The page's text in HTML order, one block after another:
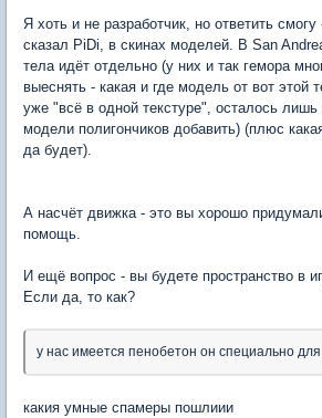
Я хоть и не разработчик, но ответить
сказал PiDi, в скинах моделей. В San
тела идёт отдельно (у них и так гемора
выеснять - какая и где модель от вот этой
уже "всё в одной текстуре", осталось лишь
модели полигончиков добавить) (плюс
да будет).
А насчёт движка - это вы хорошо
помощь.
И ещё вопрос - вы будете пространство в
Если да, то как?
у нас имеется пенобетон он специально для
какия умные спамеры пошлиии